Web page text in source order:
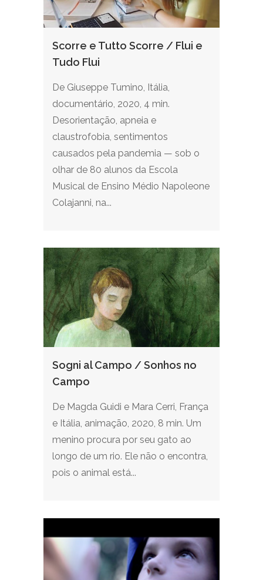
Scorre e Tutto Scorre / Flui e
Tudo Flui
De Giuseppe Tumino, Itália,
documentário, 2020, 4 min.
Desorientação, apneia e
claustrofobia, sentimentos
causados pela pandemia — sob o
olhar de 80 alunos da Escola
Musical de Ensino Médio Napoleone
Colajanni, na...
Sogni al Campo / Sonhos no
Campo
De Magda Guidi e Mara Cerri, França
e Itália, animação, 2020, 8 min. Um
menino procura por seu gato ao
longo de um rio. Ele não o encontra,
pois o animal está...